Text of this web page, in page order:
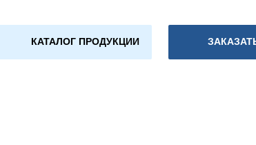
КАТАЛОГ ПРОДУКЦИИ